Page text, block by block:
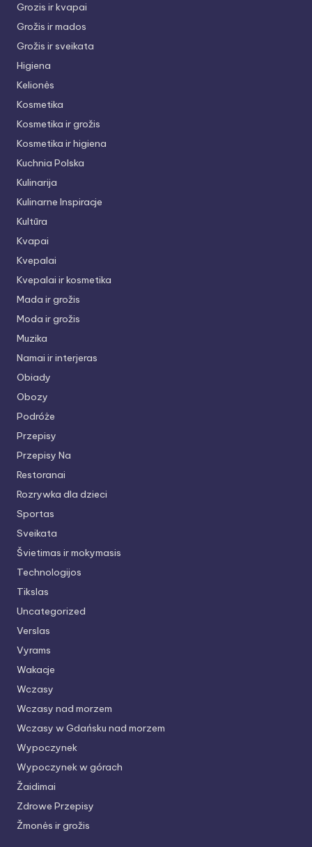
Grozis ir kvapai
Grožis ir mados
Grožis ir sveikata
Higiena
Kelionės
Kosmetika
Kosmetika ir grožis
Kosmetika ir higiena
Kuchnia Polska
Kulinarija
Kulinarne Inspiracje
Kultūra
Kvapai
Kvepalai
Kvepalai ir kosmetika
Mada ir grožis
Moda ir grožis
Muzika
Namai ir interjeras
Obiady
Obozy
Podróże
Przepisy
Przepisy Na
Restoranai
Rozrywka dla dzieci
Sportas
Sveikata
Švietimas ir mokymasis
Technologijos
Tikslas
Uncategorized
Verslas
Vyrams
Wakacje
Wczasy
Wczasy nad morzem
Wczasy w Gdańsku nad morzem
Wypoczynek
Wypoczynek w górach
Žaidimai
Zdrowe Przepisy
Žmonės ir grožis